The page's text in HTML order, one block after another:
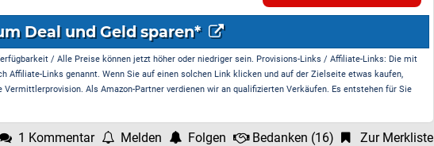
Deal und Geld sparen*
/ Alle Preise können jetzt höher oder niedriger sein. Provisions-Links / Affiliate-Links: Die mit
Affiliate-Links genannt. Wenn Sie auf einen solchen Link klicken und auf der Zielseite etwas kaufen,
Als Amazon-Partner verdienen wir an qualifizierten Verkäufen. Es entstehen für Sie
1 Kommentar Melden Folgen Bedanken (16) Zur Merkliste